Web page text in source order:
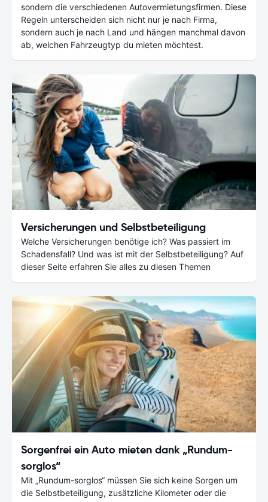
sondern die verschiedenen Autovermietungsfirmen. Diese
Regeln unterscheiden sich nicht nur je nach Firma,
sondern auch je nach Land und hängen manchmal davon
ab, welchen Fahrzeugtyp du mieten möchtest.
Versicherungen und Selbstbeteiligung
Welche Versicherungen benötige ich? Was passiert im
Schadensfall? Und was ist mit der Selbstbeteiligung? Auf
dieser Seite erfahren Sie alles zu diesen Themen
Sorgenfrei ein Auto mieten dank „Rundum-
sorglos“
Mit „Rundum-sorglos“ müssen Sie sich keine Sorgen um
die Selbstbeteiligung, zusätzliche Kilometer oder die